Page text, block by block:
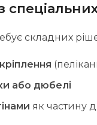
складних
або дюбелі
як частину